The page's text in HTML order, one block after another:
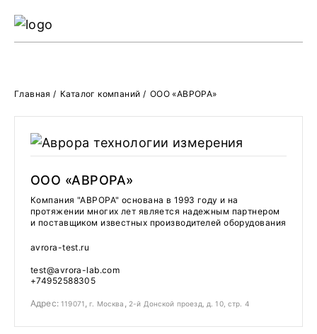
Главная / Каталог компаний / ООО «АВРОРА»
ООО «АВРОРА»
Компания "АВРОРА" основана в 1993 году и на
протяжении многих лет является надежным партнером
и поставщиком известных производителей оборудования
avrora-test.ru
test@avrora-lab.com
+74952588305
Адрес:119071,г. Москва , 2-й Донской проезд, д. 10, стр. 4